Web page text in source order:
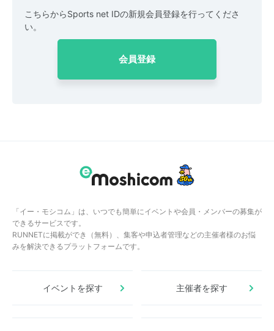
こちらからSports net IDの新規会員登録を行ってくださ
い。
会員登録
「イー・モシコム」は、いつでも簡単にイベントや会員・メンバーの募集が
できるサービスです。
RUNNETに掲載ができ（無料）、集客や申込者管理などの主催者様のお悩
みを解決できるプラットフォームです。
イベントを探す 主催者を探す